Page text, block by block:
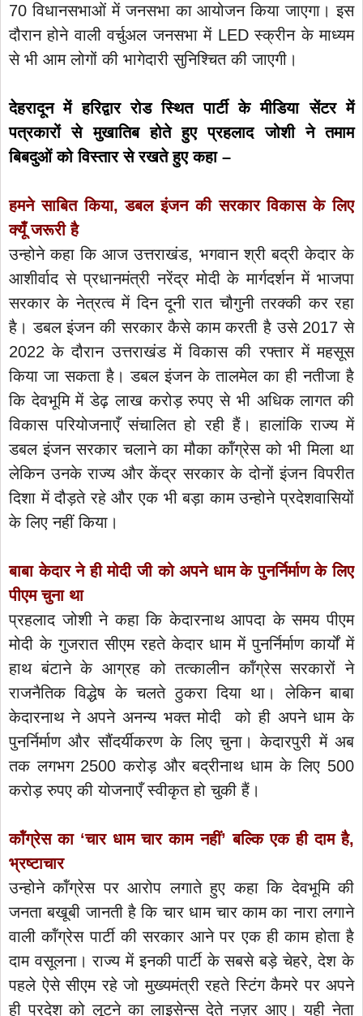
70 विधानसभाओं में जनसभा का आयोजन किया जाएगा। इस
दौरान होने वाली वर्चुअल जनसभा में LED स्क्रीन के माध्यम
से भी आम लोगों की भागेदारी सुनिश्चित की जाएगी।
देहरादून में हरिद्वार रोड स्थित पार्टी के मीडिया सेंटर में
पत्रकारों से मुखातिब होते हुए प्रहलाद जोशी ने तमाम
बिबदुओं को विस्तार से रखते हुए कहा –
हमने साबित किया, डबल इंजन की सरकार विकास के लिए
क्यूँ जरूरी है
उन्होने कहा कि आज उत्तराखंड, भगवान श्री बद्री केदार के
आशीर्वाद से प्रधानमंत्री नरेंद्र मोदी के मार्गदर्शन में भाजपा
सरकार के नेत्रत्व में दिन दूनी रात चौगुनी तरक्की कर रहा
है। डबल इंजन की सरकार कैसे काम करती है उसे 2017 से
2022 के दौरान उत्तराखंड में विकास की रफ्तार में महसूस
किया जा सकता है। डबल इंजन के तालमेल का ही नतीजा है
कि देवभूमि में डेढ़ लाख करोड़ रुपए से भी अधिक लागत की
विकास परियोजनाएँ संचालित हो रही हैं। हालांकि राज्य में
डबल इंजन सरकार चलाने का मौका कॉंग्रेस को भी मिला था
लेकिन उनके राज्य और केंद्र सरकार के दोनों इंजन विपरीत
दिशा में दौड़ते रहे और एक भी बड़ा काम उन्होने प्रदेशवासियों
के लिए नहीं किया।
बाबा केदार ने ही मोदी जी को अपने धाम के पुनर्निर्माण के लिए
पीएम चुना था
प्रहलाद जोशी ने कहा कि केदारनाथ आपदा के समय पीएम
मोदी के गुजरात सीएम रहते केदार धाम में पुनर्निर्माण कार्यों में
हाथ बंटाने के आग्रह को तत्कालीन कॉंग्रेस सरकारों ने
राजनैतिक विद्धेष के चलते ठुकरा दिया था। लेकिन बाबा
केदारनाथ ने अपने अनन्य भक्त मोदी को ही अपने धाम के
पुनर्निर्माण और सौंदर्यीकरण के लिए चुना। केदारपुरी में अब
तक लगभग 2500 करोड़ और बद्रीनाथ धाम के लिए 500
करोड़ रुपए की योजनाएँ स्वीकृत हो चुकी हैं।
कॉंग्रेस का ‘चार धाम चार काम नहीं’ बल्कि एक ही दाम है,
भ्रष्टाचार
उन्होने कॉंग्रेस पर आरोप लगाते हुए कहा कि देवभूमि की
जनता बखूबी जानती है कि चार धाम चार काम का नारा लगाने
वाली कॉंग्रेस पार्टी की सरकार आने पर एक ही काम होता है
दाम वसूलना। राज्य में इनकी पार्टी के सबसे बड़े चेहरे, देश के
पहले ऐसे सीएम रहे जो मुख्यमंत्री रहते स्टिंग कैमरे पर अपने
ही प्रदेश को लूटने का लाइसेन्स देते नज़र आए। यही नेता